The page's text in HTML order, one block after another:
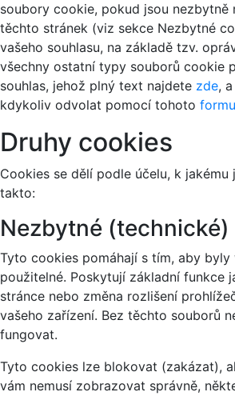
soubory cookie, pokud jsou nezbytně
těchto stránek (viz sekce Nezbytné
vašeho souhlasu, na základě tzv.
všechny ostatní typy souborů cookie
souhlas, jehož plný text najdete zde,
kdykoliv odvolat pomocí tohoto
Druhy cookies
Cookies se dělí podle účelu, k jakému
takto:
Nezbytné (technické)
Tyto cookies pomáhají s tím, aby
použitelné. Poskytují základní funkce
stránce nebo změna rozlišení
vašeho zařízení. Bez těchto souborů
fungovat.
Tyto cookies lze blokovat (zakázat),
vám nemusí zobrazovat správně,